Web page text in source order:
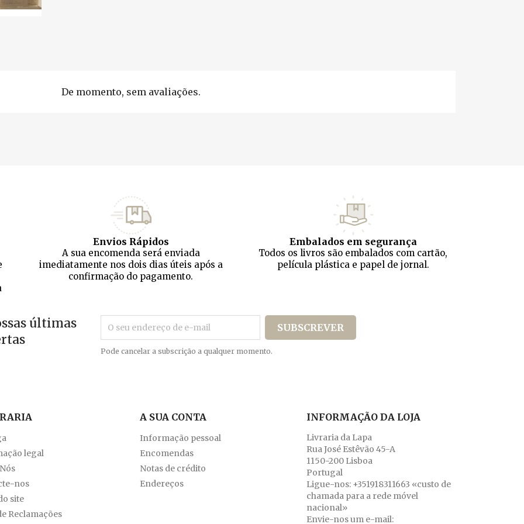
De momento, sem avaliações.
Envios Rápidos
A sua encomenda será enviada
imediatamente nos dois dias úteis após a
confirmação do pagamento.
Embalados em segurança
Todos os livros são embalados com cartão,
película plástica e papel de jornal.
últimas
Pode cancelar a subscrição a qualquer momento.
legal
nos
site
Reclamações
A SUA CONTA
Informação pessoal
Encomendas
Notas de crédito
Endereços
INFORMAÇÃO DA LOJA
Livraria da Lapa
Rua José Estêvão 45-A
1150-200 Lisboa
Portugal
Ligue-nos: +351918311663 «custo de
chamada para a rede móvel
nacional»
Envie-nos um e-mail: